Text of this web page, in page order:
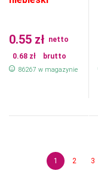
0.55 zł netto
0.68 zł brutto
86267 w magazynie
1 2 3